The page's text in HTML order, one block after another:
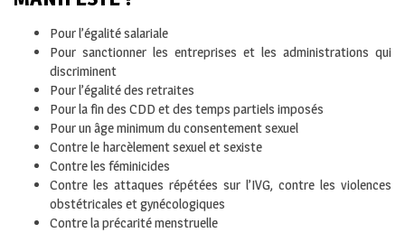
Pour l’égalité salariale
Pour sanctionner les entreprises et les administrations qui
discriminent
Pour l’égalité des retraites
Pour la fin des CDD et des temps partiels imposés
Pour un âge minimum du consentement sexuel
Contre le harcèlement sexuel et sexiste
Contre les féminicides
Contre les attaques répétées sur l’IVG, contre les violences
obstétricales et gynécologiques
Contre la précarité menstruelle